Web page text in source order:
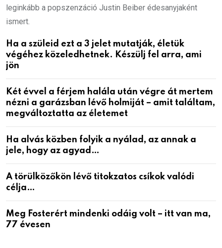
leginkább a popszenzáció Justin Beiber édesanyjaként
ismert.
Ha a szüleid ezt a 3 jelet mutatják, életük
végéhez közeledhetnek. Készülj fel arra, ami
jön
Két évvel a férjem halála után végre át mertem
nézni a garázsban lévő holmiját – amit találtam,
megváltoztatta az életemet
Ha alvás közben folyik a nyálad, az annak a
jele, hogy az agyad…
A törülközőkön lévő titokzatos csíkok valódi
célja…
Meg Fosterért mindenki odáig volt – itt van ma,
77 évesen